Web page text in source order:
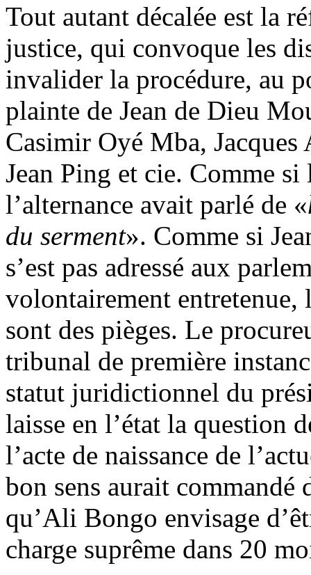
Tout autant décalée est la
justice, qui convoque les
invalider la procédure, au
plainte de Jean de Dieu
Casimir Oyé Mba,
Jean Ping et cie. Comme
l’alternance avait parlé de «
du serment». Comme si
s’est pas adressé aux
volontairement entretenue,
sont des pièges. Le
tribunal de première
statut juridictionnel du
laisse en l’état la question
l’acte de naissance de
bon sens aurait commandé
qu’Ali Bongo envisage
charge suprême dans 20